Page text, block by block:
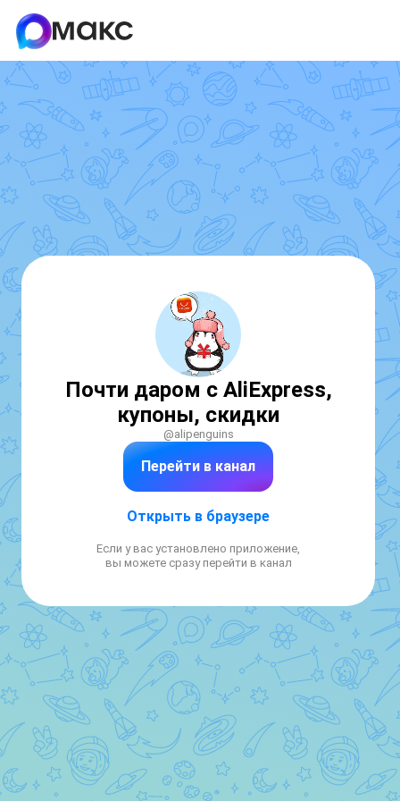
Почти даром с AliExpress,
купоны, скидки
@alipenguins
Перейти в канал
Открыть в браузере
Если у вас установлено приложение,
вы можете сразу перейти в канал